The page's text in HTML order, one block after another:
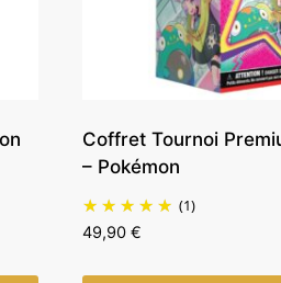
Coffret Tournoi
– Pokémon
(1)
49,90 €